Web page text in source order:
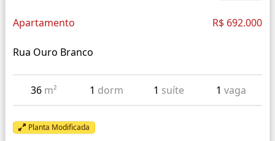
Apartamento R$ 692.000
Rua Ouro Branco
36 m² 1 dorm 1 suíte 1 vaga
Planta Modificada